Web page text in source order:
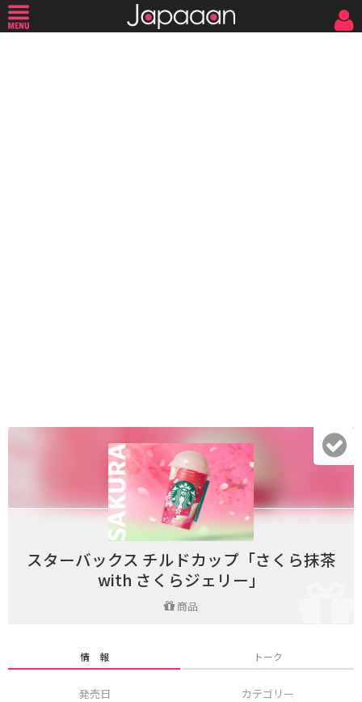
スターバックス チルドカップ「さくら抹茶
with さくらジェリー」
商品
情 報 トーク
発売日 カテゴリー